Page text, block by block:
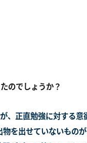
のでしょうか？
正直勉強に対する意
を出せていないものが